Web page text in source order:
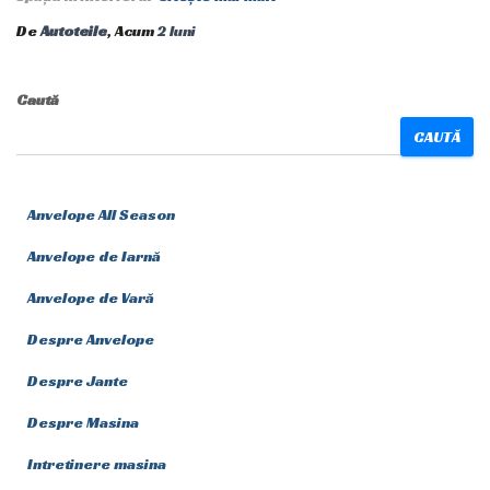
DeAutoteile, Acum2 luni
Caută
CAUTĂ
Anvelope All Season
Anvelope de Iarnă
Anvelope de Vară
Despre Anvelope
Despre Jante
Despre Masina
Intretinere masina